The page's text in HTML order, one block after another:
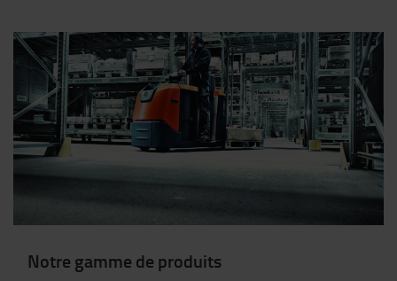
Notre gamme de produits